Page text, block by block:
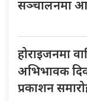
सञ्चालनमा
होराइजनमा
अभिभावक
प्रकाशन